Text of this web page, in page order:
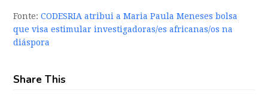
Fonte:CODESRIA atribui a Maria Paula Meneses bolsa
que visa estimular investigadoras/es africanas/os na
diáspora
Share This